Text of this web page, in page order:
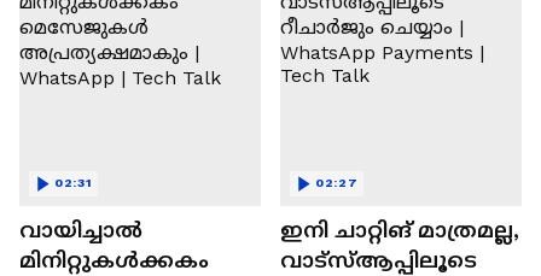
വായിച്ചാൽ
മിനിറ്റുകൾക്കകം
02:31
ഇനി ചാറ്റിങ് മാത്രമല്ല,
വാട്‌സ്‌ആപ്പിലൂടെ
02:27